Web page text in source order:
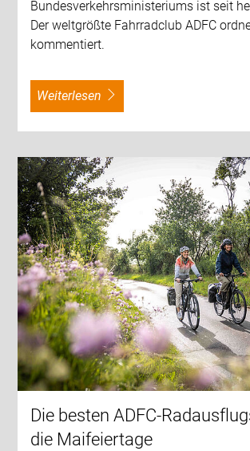
Bundesverkehrsministeriums ist seit
Der weltgrößte Fahrradclub ADFC
kommentiert.
weiterlesen
Die besten ADFC-
die Maifeiertage